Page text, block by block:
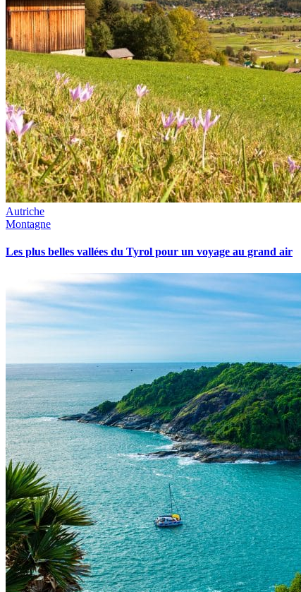
Autriche
Montagne
Les plus belles vallées du Tyrol pour un voyage au grand air